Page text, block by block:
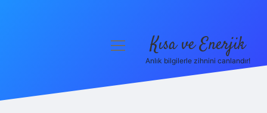
menüyü
Kısa ve Enerjik
Anlık bilgilerle zihnini canlandır!